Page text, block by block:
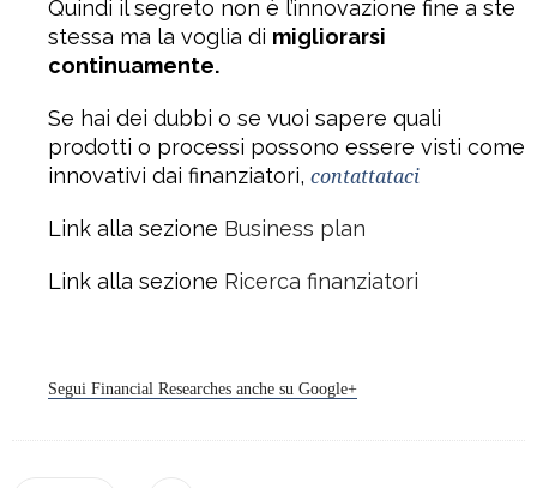
Quindi il segreto non è l’innovazione fine a ste
stessa ma la voglia di migliorarsi
continuamente.
Se hai dei dubbi o se vuoi sapere quali
prodotti o processi possono essere visti come
innovativi dai finanziatori, contattataci
Link alla sezione Business plan
Link alla sezione Ricerca finanziatori
Segui Financial Researches anche su Google+